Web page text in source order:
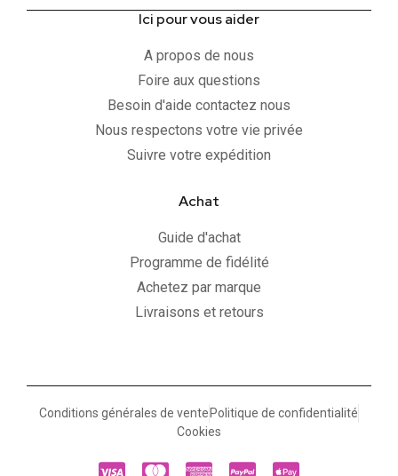
Ici pour vous aider
A propos de nous
Foire aux questions
Besoin d'aide contactez nous
Nous respectons votre vie privée
Suivre votre expédition
Achat
Guide d'achat
Programme de fidélité
Achetez par marque
Livraisons et retours
Conditions générales de ventePolitique de confidentialité
Cookies